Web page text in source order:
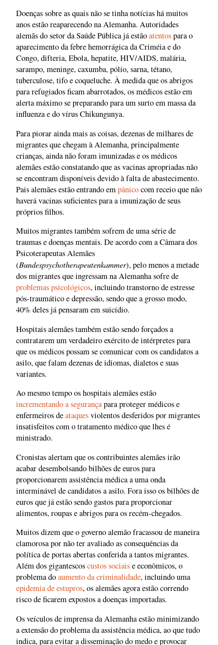
Doenças sobre as quais não se tinha notícias há muitos
anos estão reaparecendo na Alemanha. Autoridades
alemãs do setor da Saúde Pública já estãoatentospara o
aparecimento da febre hemorrágica da Criméia e do
Congo, difteria, Ebola, hepatite, HIV/AIDS, malária,
sarampo, meninge, caxumba, pólio, sarna, tétano,
tuberculose, tifo e coqueluche. À medida que os abrigos
para refugiados ficam abarrotados, os médicos estão em
alerta máximo se preparando para um surto em massa da
influenza e do vírus Chikungunya.
Para piorar ainda mais as coisas, dezenas de milhares de
migrantes que chegam à Alemanha, principalmente
crianças, ainda não foram imunizadas e os médicos
alemães estão constatando que as vacinas apropriadas não
se encontram disponíveis devido à falta de abastecimento.
Pais alemães estão entrando empânicocom receio que não
haverá vacinas suficientes para a imunização de seus
próprios filhos.
Muitos migrantes também sofrem de uma série de
traumas e doenças mentais. De acordo com a Câmara dos
Psicoterapeutas Alemães
(Bundespsychotherapeutenkammer), pelo menos a metade
dos migrantes que ingressam na Alemanha sofre de
problemas psicológicos, incluindo transtorno de estresse
pós-traumático e depressão, sendo que a grosso modo,
40% deles já pensaram em suicídio.
Hospitais alemães também estão sendo forçados a
contratarem um verdadeiro exército de intérpretes para
que os médicos possam se comunicar com os candidatos a
asilo, que falam dezenas de idiomas, dialetos e suas
variantes.
Ao mesmo tempo os hospitais alemães estão
incrementando a segurançapara proteger médicos e
enfermeiros deataquesviolentos desferidos por migrantes
insatisfeitos com o tratamento médico que lhes é
ministrado.
Cronistas alertam que os contribuintes alemães irão
acabar desembolsando bilhões de euros para
proporcionarem assistência médica a uma onda
interminável de candidatos a asilo. Fora isso os bilhões de
euros que já estão sendo gastos para proporcionar
alimentos, roupas e abrigos para os recém-chegados.
Muitos dizem que o governo alemão fracassou de maneira
clamorosa por não ter avaliado as consequências da
política de portas abertas conferida a tantos migrantes.
Além dos gigantescoscustos sociaise econômicos, o
problema doaumento da criminalidade, incluindo uma
epidemia de estupros, os alemães agora estão correndo
risco de ficarem expostos a doenças importadas.
Os veículos de imprensa da Alemanha estão minimizando
a extensão do problema da assistência médica, ao que tudo
indica, para evitar a disseminação do medo e provocar